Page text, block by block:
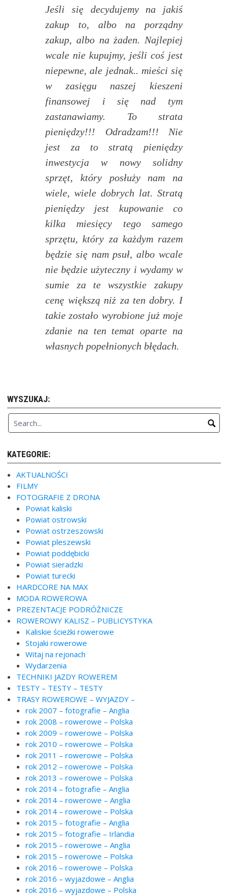
Jeśli się decydujemy na jakiś
zakup to, albo na porządny
zakup, albo na żaden. Najlepiej
wcale nie kupujmy, jeśli coś jest
niepewne, ale jednak.. mieści się
w zasięgu naszej kieszeni
finansowej i się nad tym
zastanawiamy. To strata
pieniędzy!!! Odradzam!!! Nie
jest za to stratą pieniędzy
inwestycja w nowy solidny
sprzęt, który posłuży nam na
wiele, wiele dobrych lat. Stratą
pieniędzy jest kupowanie co
kilka miesięcy tego samego
sprzętu, który za każdym razem
będzie się nam psuł, albo wcale
nie będzie użyteczny i wydamy w
sumie za te wszystkie zakupy
cenę większą niż za ten dobry. I
takie zostało wyrobione już moje
zdanie na ten temat oparte na
własnych popełnionych błędach.
WYSZUKAJ:
KATEGORIE:
AKTUALNOŚCI
FILMY
FOTOGRAFIE Z DRONA
Powiat kaliski
Powiat ostrowski
Powiat ostrzeszowski
Powiat pleszewski
Powiat poddębicki
Powiat sieradzki
Powiat turecki
HARDCORE NA MAX
MODA ROWEROWA
PREZENTACJE PODRÓŻNICZE
ROWEROWY KALISZ – PUBLICYSTYKA
Kaliskie ścieżki rowerowe
Stojaki rowerowe
Witaj na rejonach
Wydarzenia
TECHNIKI JAZDY ROWEREM
TESTY – TESTY – TESTY
TRASY ROWEROWE – WYJAZDY –
rok 2007 – fotografie – Anglia
rok 2008 – rowerowe – Polska
rok 2009 – rowerowe – Polska
rok 2010 – rowerowe – Polska
rok 2011 – rowerowe – Polska
rok 2012 – rowerowe – Polska
rok 2013 – rowerowe – Polska
rok 2014 – fotografie – Anglia
rok 2014 – rowerowe – Anglia
rok 2014 – rowerowe – Polska
rok 2015 – fotografie – Anglia
rok 2015 – fotografie – Irlandia
rok 2015 – rowerowe – Anglia
rok 2015 – rowerowe – Polska
rok 2016 – rowerowe – Polska
rok 2016 – wyjazdowe – Anglia
rok 2016 – wyjazdowe – Polska